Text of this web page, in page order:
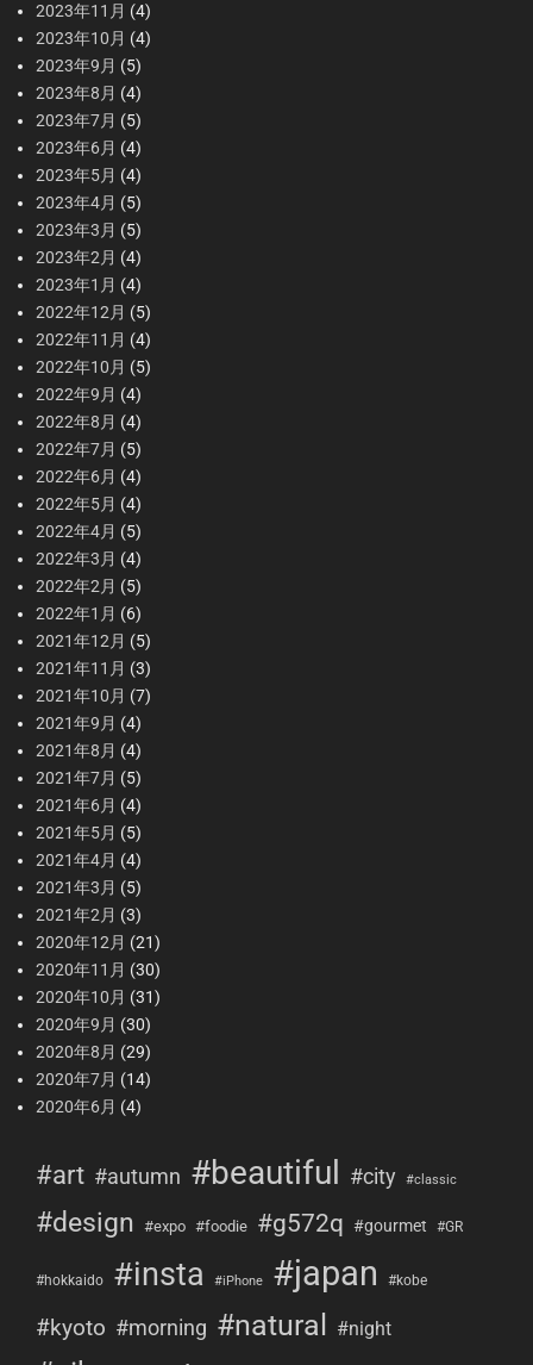
2023年11月 (4)
2023年10月 (4)
2023年9月 (5)
2023年8月 (4)
2023年7月 (5)
2023年6月 (4)
2023年5月 (4)
2023年4月 (5)
2023年3月 (5)
2023年2月 (4)
2023年1月 (4)
2022年12月 (5)
2022年11月 (4)
2022年10月 (5)
2022年9月 (4)
2022年8月 (4)
2022年7月 (5)
2022年6月 (4)
2022年5月 (4)
2022年4月 (5)
2022年3月 (4)
2022年2月 (5)
2022年1月 (6)
2021年12月 (5)
2021年11月 (3)
2021年10月 (7)
2021年9月 (4)
2021年8月 (4)
2021年7月 (5)
2021年6月 (4)
2021年5月 (5)
2021年4月 (4)
2021年3月 (5)
2021年2月 (3)
2020年12月 (21)
2020年11月 (30)
2020年10月 (31)
2020年9月 (30)
2020年8月 (29)
2020年7月 (14)
2020年6月 (4)
#art #autumn #beautiful #city #classic
#design #expo #foodie #g572q #gourmet #GR
#hokkaido #insta #iPhone #japan #kobe
#kyoto #morning #natural #night